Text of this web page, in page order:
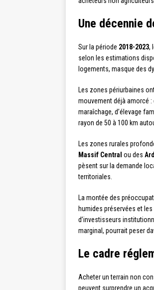
Une décennie
Sur la période 2018-2023,
selon les estimations
logements, masque des
Les zones périurbaines
mouvement déjà amorcé
maraîchage, d’élevage
rayon de 50 à 100 km
Les zones rurales
Massif Central ou des
pèsent sur la demande
territoriales.
La montée des
humides préservées et
d’investisseurs
marginal, pourrait peser
Le cadre
Acheter un terrain non
peuvent surprendre un